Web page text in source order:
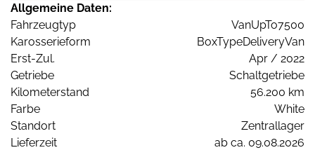
Allgemeine Daten:
Fahrzeugtyp
VanUpTo7500
Karosserieform
BoxTypeDeliveryVan
Erst-Zul.
Apr / 2022
Getriebe
Schaltgetriebe
Kilometerstand
56.200 km
Farbe
White
Standort
Zentrallager
Lieferzeit
ab ca. 09.08.2026